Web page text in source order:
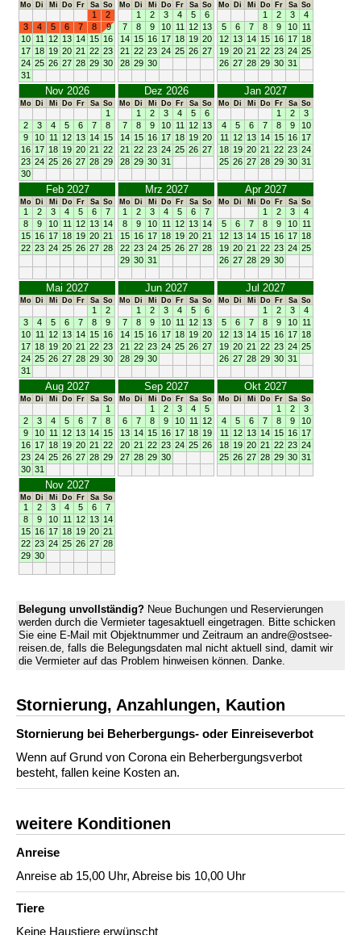
Mo Di Mi Do Fr Sa So
1
2
3
4 5 6 7 8
9
10 11 12 13 14 15 16
17 18 19 20 21 22 23
24 25 26 27 28 29 30
31
Mo Di Mi Do Fr Sa So
1 2 3 4 5
6
7
8 9 10 11 12 13
14 15 16 17 18 19 20
21
22 23 24 25 26 27
28 29 30
Mo Di Mi Do Fr Sa So
1 2 3
4
5
6 7 8 9 10 11
12 13 14 15 16 17 18
19 20 21 22 23 24 25
26 27 28 29 30 31
Nov 2026
Mo Di Mi Do Fr Sa So
1
2
3 4 5 6 7
8
9
10 11 12 13 14 15
16 17 18 19 20 21
22
23 24 25 26 27 28 29
30
Dez 2026
Mo Di Mi Do Fr Sa So
1 2 3 4 5
6
7
8 9 10 11 12 13
14 15 16 17 18 19 20
21
22 23 24 25 26 27
28 29 30 31
Jan 2027
Mo Di Mi Do Fr Sa So
1 2
3
4
5 6 7 8 9
10
11
12 13 14 15 16 17
18 19 20 21 22 23 24
25 26 27 28 29 30 31
Feb 2027
Mo Di Mi Do Fr Sa So
1 2 3 4 5 6
7
8
9 10 11 12 13 14
15 16 17 18 19 20 21
22 23 24 25 26 27 28
Mrz 2027
Mo Di Mi Do Fr Sa So
1 2 3 4 5 6
7
8
9 10 11 12 13 14
15 16 17 18 19 20 21
22 23 24 25 26 27 28
29 30 31
Apr 2027
Mo Di Mi Do Fr Sa So
1 2 3
4
5
6 7 8 9 10 11
12 13 14 15 16 17 18
19 20 21 22 23 24 25
26 27 28 29 30
Mai 2027
Mo Di Mi Do Fr Sa So
1
2
3
4 5 6 7 8
9
10 11 12 13 14 15 16
17 18 19 20 21 22 23
24 25 26 27 28 29 30
31
Jun 2027
Mo Di Mi Do Fr Sa So
1 2 3 4 5
6
7
8 9 10 11 12 13
14 15 16 17 18 19 20
21
22 23 24 25 26 27
28 29 30
Jul 2027
Mo Di Mi Do Fr Sa So
1 2 3
4
5
6 7 8 9 10 11
12 13 14 15 16 17 18
19 20 21 22 23 24 25
26 27 28 29 30 31
Aug 2027
Mo Di Mi Do Fr Sa So
1
2
3 4 5 6 7
8
9
10 11 12 13 14 15
16 17 18 19 20 21
22
23 24 25 26 27 28 29
30 31
Sep 2027
Mo Di Mi Do Fr Sa So
1 2 3 4
5
6
7 8 9 10 11
12
13 14 15 16 17 18 19
20 21 22 23 24 25 26
27 28 29 30
Okt 2027
Mo Di Mi Do Fr Sa So
1 2
3
4
5 6 7 8 9
10
11
12 13 14 15 16 17
18 19 20 21 22 23 24
25 26 27 28 29 30 31
Nov 2027
Mo Di Mi Do Fr Sa So
1 2 3 4 5 6
7
8
9 10 11 12 13 14
15 16 17 18 19 20 21
22 23 24 25 26 27 28
29 30
Belegung unvollständig? Neue Buchungen und Reservierungen
werden durch die Vermieter tagesaktuell eingetragen. Bitte schicken
Sie eine E-Mail mit Objektnummer und Zeitraum an andre@ostsee-
reisen.de, falls die Belegungsdaten mal nicht aktuell sind, damit wir
die Vermieter auf das Problem hinweisen können. Danke.
Stornierung, Anzahlungen, Kaution
Stornierung bei Beherbergungs- oder Einreiseverbot
Wenn auf Grund von Corona ein Beherbergungsverbot
besteht, fallen keine Kosten an.
weitere Konditionen
Anreise
Anreise ab 15,00 Uhr, Abreise bis 10,00 Uhr
Tiere
Keine Haustiere erwünscht